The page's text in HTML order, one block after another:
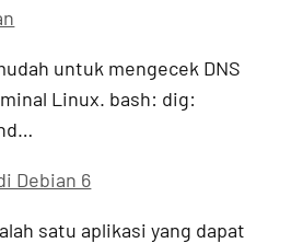
untuk mengecek DNS
Linux. bash: dig:
Debian 6
satu aplikasi yang dapat